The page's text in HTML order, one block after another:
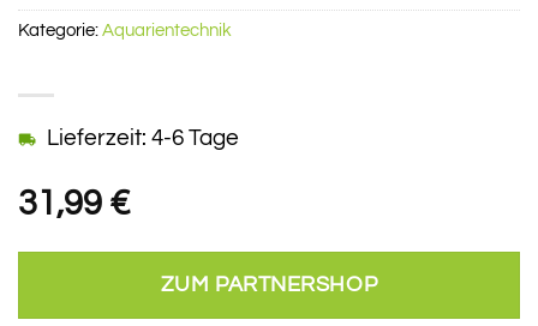
31,99 €
Lieferzeit: 4-6 Tage
ZUM PARTNERSHOP
Kategorie: Aquarientechnik